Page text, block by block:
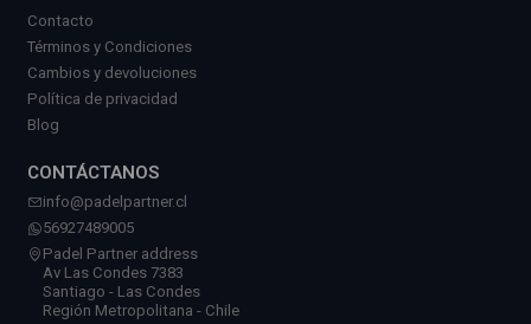
Contacto
Términos y Condiciones
Cambios y devoluciones
Política de privacidad
Blog
CONTÁCTANOS
info@padelpartner.cl
56927489005
Padel Partner address
Av Las Condes 7383
Santiago - Las Condes
Región Metropolitana - Chile